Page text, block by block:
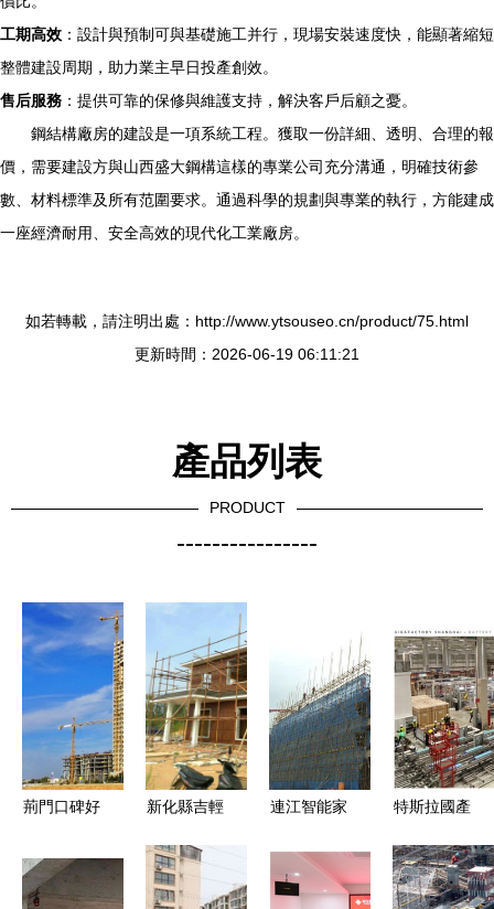
工期高效 ：設計與預制可與基礎施工并行，現場安裝速度快，能顯著縮短
整體建設周期，助力業主早日投產創效。
售后服務 ：提供可靠的保修與維護支持，解決客戶后顧之憂。
鋼結構廠房的建設是一項系統工程。獲取一份詳細、透明、合理的報
價，需要建設方與山西盛大鋼構這樣的專業公司充分溝通，明確技術參
數、材料標準及所有范圍要求。通過科學的規劃與專業的執行，方能建成
一座經濟耐用、安全高效的現代化工業廠房。
如若轉載，請注明出處：http://www.ytsouseo.cn/product/75.html
更新時間：2026-06-19 06:11:21
產品列表
PRODUCT
----------------
荊門口碑好
工程施工指
新化縣吉輕
現代房屋建
連江智能家
新時代 3.3
特斯拉國產
價驅動因素